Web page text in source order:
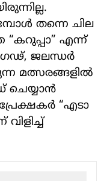
തന്നെ ചില
എന്ന്
ജലന്ധർ
മത്സരങ്ങളിൽ
ചെയ്യാൻ
“എടാ